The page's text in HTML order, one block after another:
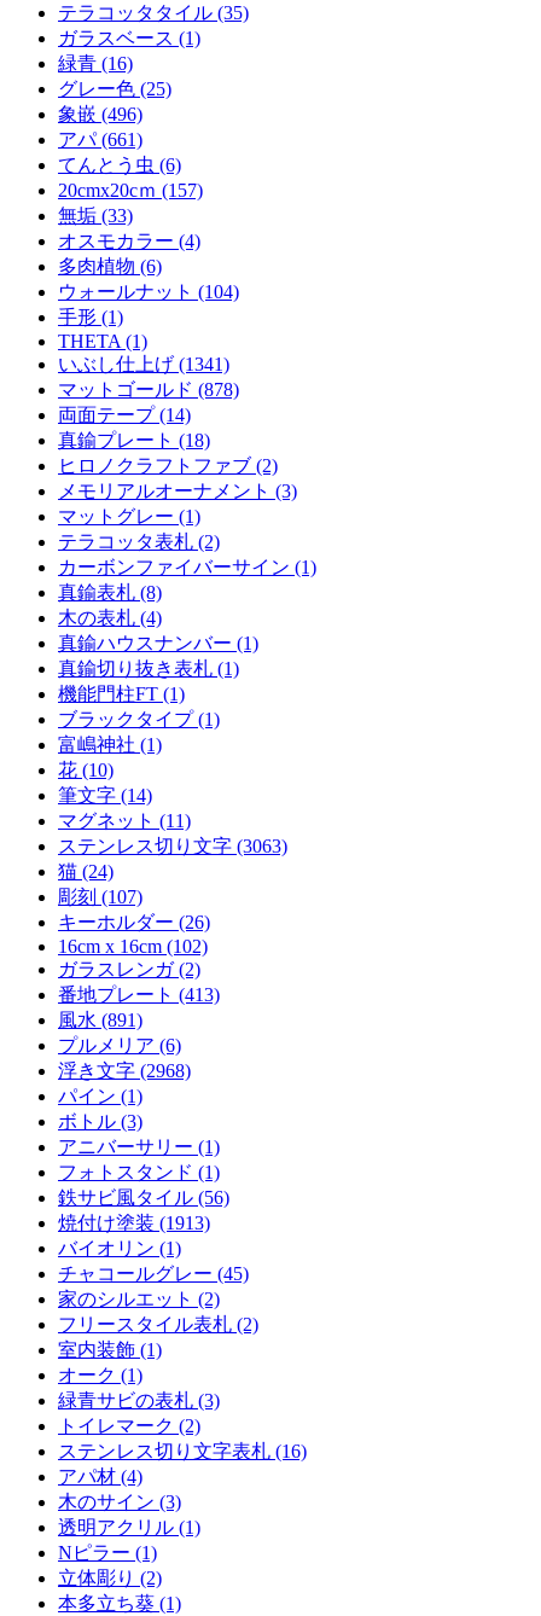
テラコッタタイル (35)
ガラスベース (1)
緑青 (16)
グレー色 (25)
象嵌 (496)
アパ (661)
てんとう虫 (6)
20cmx20cｍ (157)
無垢 (33)
オスモカラー (4)
多肉植物 (6)
ウォールナット (104)
手形 (1)
THETA (1)
いぶし仕上げ (1341)
マットゴールド (878)
両面テープ (14)
真鍮プレート (18)
ヒロノクラフトファブ (2)
メモリアルオーナメント (3)
マットグレー (1)
テラコッタ表札 (2)
カーボンファイバーサイン (1)
真鍮表札 (8)
木の表札 (4)
真鍮ハウスナンバー (1)
真鍮切り抜き表札 (1)
機能門柱FT (1)
ブラックタイプ (1)
富嶋神社 (1)
花 (10)
筆文字 (14)
マグネット (11)
ステンレス切り文字 (3063)
猫 (24)
彫刻 (107)
キーホルダー (26)
16cm x 16cm (102)
ガラスレンガ (2)
番地プレート (413)
風水 (891)
プルメリア (6)
浮き文字 (2968)
パイン (1)
ボトル (3)
アニバーサリー (1)
フォトスタンド (1)
鉄サビ風タイル (56)
焼付け塗装 (1913)
バイオリン (1)
チャコールグレー (45)
家のシルエット (2)
フリースタイル表札 (2)
室内装飾 (1)
オーク (1)
緑青サビの表札 (3)
トイレマーク (2)
ステンレス切り文字表札 (16)
アパ材 (4)
木のサイン (3)
透明アクリル (1)
Nピラー (1)
立体彫り (2)
本多立ち葵 (1)